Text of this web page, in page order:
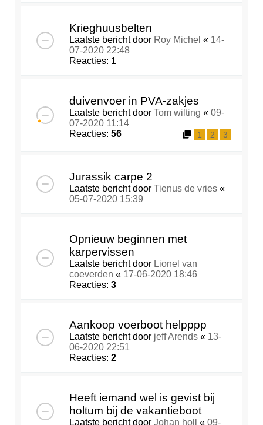
Krieghuusbelten
Laatste bericht door Roy Michel « 14-
07-2020 22:48
Reacties: 1
duivenvoer in PVA-zakjes
Laatste bericht door Tom wilting « 09-
07-2020 11:14
Reacties: 56 1 2 3
Jurassik carpe 2
Laatste bericht door Tienus de vries «
05-07-2020 15:39
Opnieuw beginnen met
karpervissen
Laatste bericht door Lionel van
coeverden « 17-06-2020 18:46
Reacties: 3
Aankoop voerboot helpppp
Laatste bericht door jeff Arends « 13-
06-2020 22:51
Reacties: 2
Heeft iemand wel is gevist bij
holtum bij de vakantieboot
Laatste bericht door Johan holl « 09-